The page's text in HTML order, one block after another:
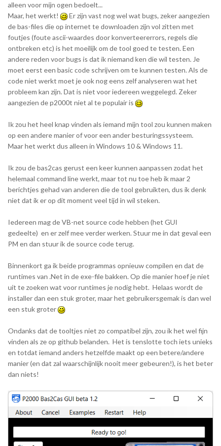
alleen voor mijn ogen bedoelt...
Maar, het werkt!
Er zijn vast nog wel wat bugs, zeker aangezien
de bas-files die op internet te downloaden zijn vol zitten met
foutjes (foute ascii-waardes door konverteererrors, regels die
ontbreken etc) is het moeilijk om de tool goed te testen. Een
andere reden voor bugs is dat ik niemand ken die wil testen. Je
moet eerst een basic code schrijven om te kunnen testen. Als de
code niet werkt moet je ook nog eens zelf analyseren wat het
probleem kan zijn. Dat is niet voor iedereen weggelegd. Zeker
aangezien de p2000t niet al te populair is
Ik zou het heel knap vinden als iemand mijn tool zou kunnen maken
op een andere manier of voor een ander besturingssysteem.
Maar het werkt dus alleen in Windows 10 & Windows 11.
Ik zou de bas2cas gerust een keer kunnen aanpassen zodat het
helemaal command line werkt, maar tot nu toe heb ik maar 2
berichtjes gehad van anderen die de tool gebruikten, dus ik denk
niet dat ik er op dit moment veel tijd in wil steken.
Iedereen mag de VB-net source code hebben (het GUI
gedeelte) en er zelf mee verder werken. Stuur me in dat geval een
PM en dan stuur ik de source code terug.
Binnenkort ga ik beide programmas opnieuw compilen en dat de
runtimes van .Net in de exe-file bakken. Op die manier hoef je niet
uit te zoeken wat voor runtimes je nodig hebt. Helaas wordt de
installer dan een stuk groter, maar het gebruikersgemak is dan wel
een stuk groter
Ondanks dat de tooltjes niet zo compatibel zijn, zou ik het wel fijn
vinden als ze op github belanden. Het is tenslotte toch iets unieks
en totdat iemand anders hetzelfde maakt op een betere/andere
manier (en dat zal waarschijnlijk nooit meer gebeuren!), is het beter
dan niets!